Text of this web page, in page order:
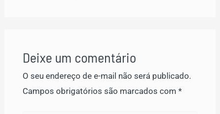
Deixe um comentário
O seu endereço de e-mail não será publicado.
Campos obrigatórios são marcados com *